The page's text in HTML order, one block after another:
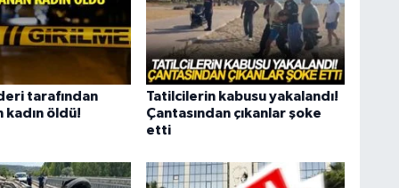
tarafından
kadın öldü!
Tatilcilerin kabusu yakalandı!
Çantasından çıkanlar şoke
etti